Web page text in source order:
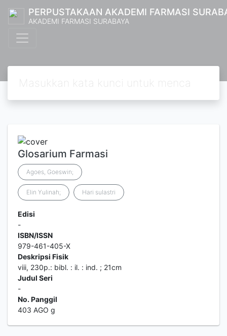
PERPUSTAKAAN AKADEMI FARMASI
AKADEMI FARMASI SURABAYA
Glosarium Farmasi
Agoes, Goeswin;
Elin Yulinah; Hari sulastri
Edisi
-
ISBN/ISSN
979-461-405-X
Deskripsi Fisik
viii, 230p.: bibl. : il. : ind. ; 21cm
Judul Seri
-
No. Panggil
403 AGO g